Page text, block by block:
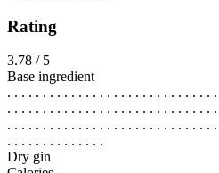
Rating
3.78 / 5
Base ingredient
. . . . . . . . . . . . . . . . . . . . . . . . . . . . .
. . . . . . . . . . . . . . . . . . . . . . . . . . . . .
. . . . . . . . . . . . . . . . . . . . . . . . . . . . .
. . . . . . . . . . . . . .
Dry gin